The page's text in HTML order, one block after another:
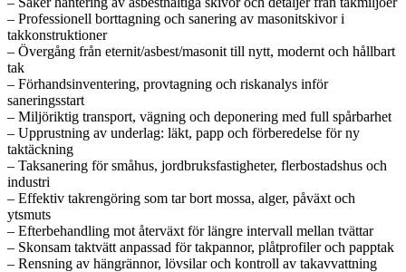
– Professionell borttagning och sanering av masonitskivor i
takkonstruktioner
– Övergång från eternit/asbest/masonit till nytt, modernt och hållbart
tak
– Förhandsinventering, provtagning och riskanalys inför
saneringsstart
– Miljöriktig transport, vägning och deponering med full spårbarhet
– Upprustning av underlag: läkt, papp och förberedelse för ny
taktäckning
– Taksanering för småhus, jordbruksfastigheter, flerbostadshus och
industri
– Effektiv takrengöring som tar bort mossa, alger, påväxt och
ytsmuts
– Efterbehandling mot återväxt för längre intervall mellan tvättar
– Skonsam taktvätt anpassad för takpannor, plåtprofiler och papptak
– Rensning av hängrännor, lövsilar och kontroll av takavvattning